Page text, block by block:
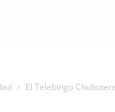
El Telebingo